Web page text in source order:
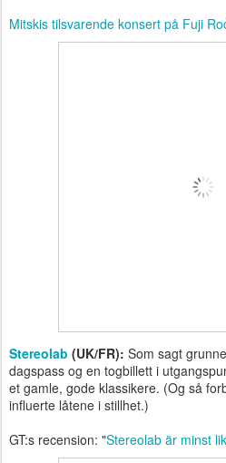
Mitskis tilsvarende konsert på Fuji
Stereolab (UK/FR): Som sagt
dagspass og en togbillett i
et gamle, gode klassikere. (Og så
influerte låtene i stillhet.)
GT:s recension: "Stereolab är minst